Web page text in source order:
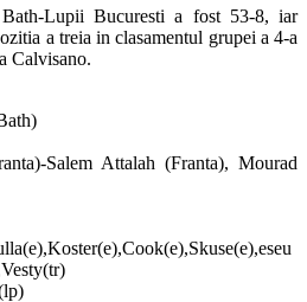
Lupii Bucuresti a fost 53-8, iar
a treia in clasamentul grupei a 4-a
Calvisano.
Salem Attalah (Franta), Mourad